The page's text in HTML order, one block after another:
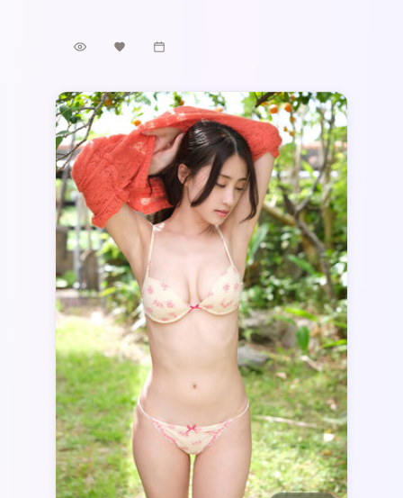
最新